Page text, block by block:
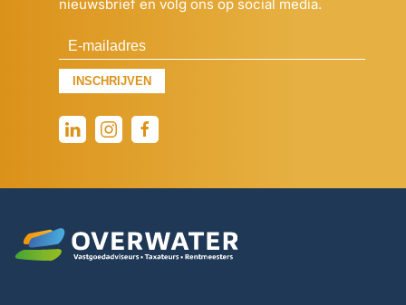
nieuwsbrief en volg ons op social media.
INSCHRIJVEN